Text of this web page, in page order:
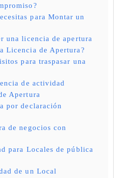
para Montar un
una licencia de apertura
Licencia de Apertura?
para traspasar una
de actividad
Apertura
por declaración
de negocios con
para Locales de pública
de un Local